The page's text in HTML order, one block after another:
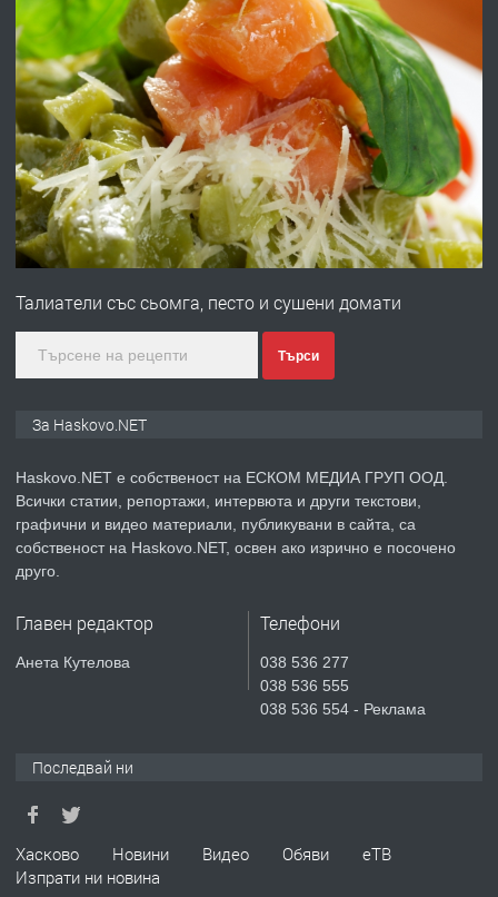
преди 4 дни
ПРЕДЛАГА
№4120 Магазин/Офис под наем в кв.
Любен Каравелов, Хасково-близо до
градската градина!
преди 5 дни
ПРЕДЛАГА
ПРОСТОРЕН ТРИСТАЕН
КУБА
преди 5 дни
ПРЕДЛАГА СГЛОБЯВАНЕ НА МЕБЕЛИ.
№4119 Едностаен обзаведен
ПРЕДЛАГА Под НАЕМ двустаен Орфей
Талиатели със сьомга, песто и сушени домати
Търси
За Haskovo.NET
Haskovo.NET е собственост на ЕСКОМ МЕДИА ГРУП ООД.
Всички статии, репортажи, интервюта и други текстови,
графични и видео материали, публикувани в сайта, са
собственост на Haskovo.NET, освен ако изрично е посочено
друго.
Главен редактор
Анета Кутелова
Телефони
038 536 277
038 536 555
038 536 554 - Реклама
Последвай ни
Хасково Новини Видео Обяви
еТВ
Изпрати ни новина